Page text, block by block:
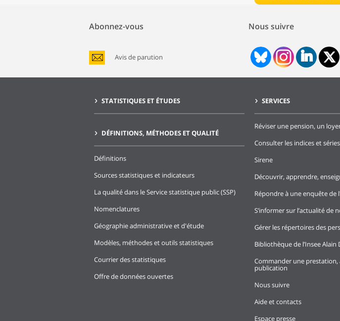
Abonnez-vous
Avis de parution
Nous suivre
STATISTIQUES ET ÉTUDES
DÉFINITIONS, MÉTHODES ET QUALITÉ
Définitions
Sources statistiques et indicateurs
La qualité dans le Service statistique public (SSP)
Nomenclatures
Géographie administrative et d'étude
Modèles, méthodes et outils statistiques
Courrier des statistiques
Offre de données ouvertes
SERVICES
Réviser une pension, un
Consulter les indices et
Sirene
Découvrir, apprendre,
Répondre à une enquête de
S’informer sur l’actualité de
Gérer les répertoires des
Bibliothèque de l’Insee Alain
Commander une prestation,
publication
Nous suivre
Aide et contacts
Espace presse